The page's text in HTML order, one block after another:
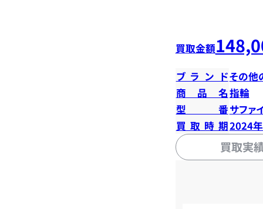
買取金額
ブランドその他
商品名指輪
型番サファ
買取時期2024
買取実